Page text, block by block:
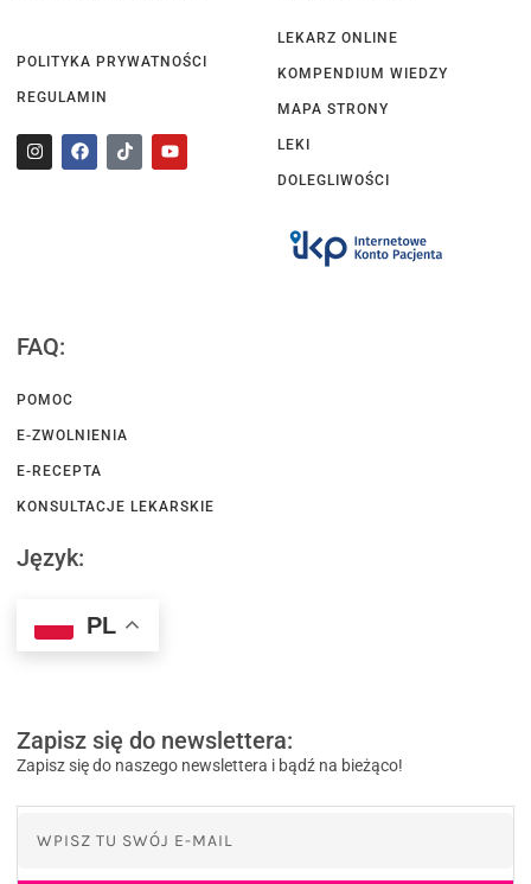
POLITYKA PRYWATNOŚCI
REGULAMIN
LEKARZ ONLINE
KOMPENDIUM WIEDZY
MAPA STRONY
LEKI
DOLEGLIWOŚCI
FAQ:
POMOC
E-ZWOLNIENIA
E-RECEPTA
KONSULTACJE LEKARSKIE
Język:
PL
Zapisz się do newslettera:
Zapisz się do naszego newslettera i bądź na bieżąco!